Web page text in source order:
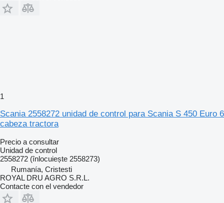
1
Scania 2558272 unidad de control para Scania S 450 Euro 6
cabeza tractora
Precio a consultar
Unidad de control
2558272 (înlocuiește 2558273)
Rumanía, Cristesti
ROYAL DRU AGRO S.R.L.
Contacte con el vendedor